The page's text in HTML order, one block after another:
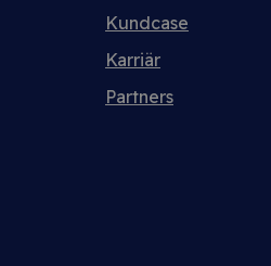
Kundcase
Karriär
Partners